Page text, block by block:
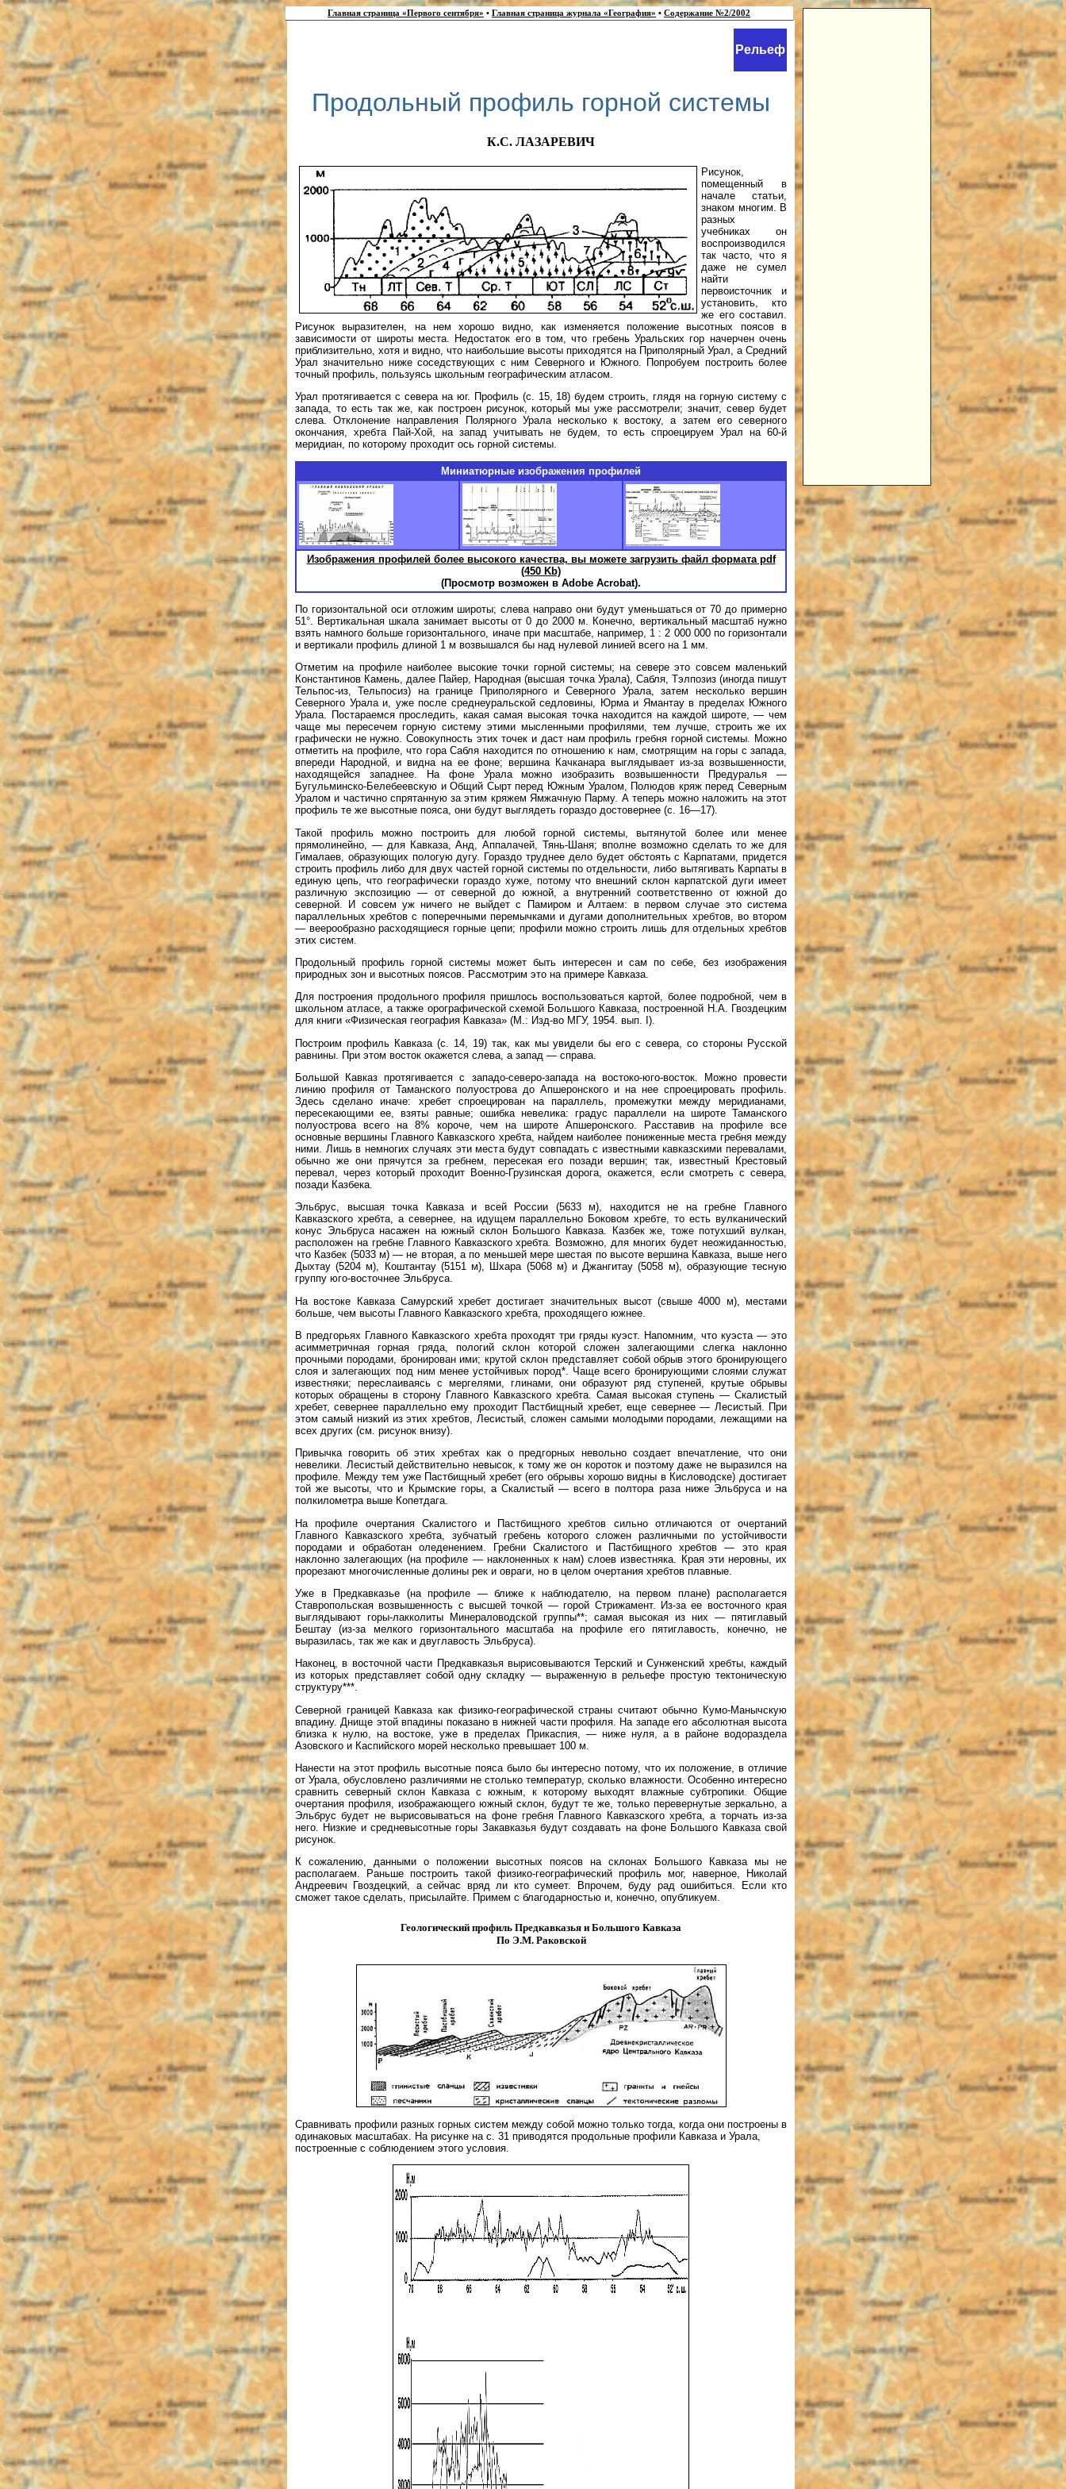
Главная страница «Первого сентября» • Главная страница журнала «География» • Содержание №2/2002
Рельеф
Продольный профиль горной системы
К.С. ЛАЗАРЕВИЧ
Рисунок,
помещенный в
начале статьи,
знаком многим. В
разных
учебниках он
воспроизводился
так часто, что я
даже не сумел
найти
первоисточник и
установить, кто
же его составил.
Рисунок выразителен, на нем хорошо видно, как изменяется положение высотных поясов в
зависимости от широты места. Недостаток его в том, что гребень Уральских гор начерчен очень
приблизительно, хотя и видно, что наибольшие высоты приходятся на Приполярный Урал, а Средний
Урал значительно ниже соседствующих с ним Северного и Южного. Попробуем построить более
точный профиль, пользуясь школьным географическим атласом.
Урал протягивается с севера на юг. Профиль (с. 15, 18) будем строить, глядя на горную систему с
запада, то есть так же, как построен рисунок, который мы уже рассмотрели; значит, север будет
слева. Отклонение направления Полярного Урала несколько к востоку, а затем его северного
окончания, хребта Пай-Хой, на запад учитывать не будем, то есть спроецируем Урал на 60-й
меридиан, по которому проходит ось горной системы.
Миниатюрные изображения профилей
Изображения профилей более высокого качества, вы можете загрузить файл формата pdf
(450 Kb)
(Просмотр возможен в Adobe Acrobat).
По горизонтальной оси отложим широты; слева направо они будут уменьшаться от 70 до примерно
51°. Вертикальная шкала занимает высоты от 0 до 2000 м. Конечно, вертикальный масштаб нужно
взять намного больше горизонтального, иначе при масштабе, например, 1 : 2 000 000 по горизонтали
и вертикали профиль длиной 1 м возвышался бы над нулевой линией всего на 1 мм.
Отметим на профиле наиболее высокие точки горной системы; на севере это совсем маленький
Константинов Камень, далее Пайер, Народная (высшая точка Урала), Сабля, Тэлпозиз (иногда пишут
Тельпос-из, Тельпосиз) на границе Приполярного и Северного Урала, затем несколько вершин
Северного Урала и, уже после среднеуральской седловины, Юрма и Ямантау в пределах Южного
Урала. Постараемся проследить, какая самая высокая точка находится на каждой широте, — чем
чаще мы пересечем горную систему этими мысленными профилями, тем лучше, строить же их
графически не нужно. Совокупность этих точек и даст нам профиль гребня горной системы. Можно
отметить на профиле, что гора Сабля находится по отношению к нам, смотрящим на горы с запада,
впереди Народной, и видна на ее фоне; вершина Качканара выглядывает из-за возвышенности,
находящейся западнее. На фоне Урала можно изобразить возвышенности Предуралья —
Бугульминско-Белебеевскую и Общий Сырт перед Южным Уралом, Полюдов кряж перед Северным
Уралом и частично спрятанную за этим кряжем Ямжачную Парму. А теперь можно наложить на этот
профиль те же высотные пояса, они будут выглядеть гораздо достовернее (с. 16—17).
Такой профиль можно построить для любой горной системы, вытянутой более или менее
прямолинейно, — для Кавказа, Анд, Аппалачей, Тянь-Шаня; вполне возможно сделать то же для
Гималаев, образующих пологую дугу. Гораздо труднее дело будет обстоять с Карпатами, придется
строить профиль либо для двух частей горной системы по отдельности, либо вытягивать Карпаты в
единую цепь, что географически гораздо хуже, потому что внешний склон карпатской дуги имеет
различную экспозицию — от северной до южной, а внутренний соответственно от южной до
северной. И совсем уж ничего не выйдет с Памиром и Алтаем: в первом случае это система
параллельных хребтов с поперечными перемычками и дугами дополнительных хребтов, во втором
— веерообразно расходящиеся горные цепи; профили можно строить лишь для отдельных хребтов
этих систем.
Продольный профиль горной системы может быть интересен и сам по себе, без изображения
природных зон и высотных поясов. Рассмотрим это на примере Кавказа.
Для построения продольного профиля пришлось воспользоваться картой, более подробной, чем в
школьном атласе, а также орографической схемой Большого Кавказа, построенной Н.А. Гвоздецким
для книги «Физическая география Кавказа» (М.: Изд-во МГУ, 1954. вып. I).
Построим профиль Кавказа (с. 14, 19) так, как мы увидели бы его с севера, со стороны Русской
равнины. При этом восток окажется слева, а запад — справа.
Большой Кавказ протягивается с западо-северо-запада на востоко-юго-восток. Можно провести
линию профиля от Таманского полуострова до Апшеронского и на нее спроецировать профиль.
Здесь сделано иначе: хребет спроецирован на параллель, промежутки между меридианами,
пересекающими ее, взяты равные; ошибка невелика: градус параллели на широте Таманского
полуострова всего на 8% короче, чем на широте Апшеронского. Расставив на профиле все
основные вершины Главного Кавказского хребта, найдем наиболее пониженные места гребня между
ними. Лишь в немногих случаях эти места будут совпадать с известными кавказскими перевалами,
обычно же они прячутся за гребнем, пересекая его позади вершин; так, известный Крестовый
перевал, через который проходит Военно-Грузинская дорога, окажется, если смотреть с севера,
позади Казбека.
Эльбрус, высшая точка Кавказа и всей России (5633 м), находится не на гребне Главного
Кавказского хребта, а севернее, на идущем параллельно Боковом хребте, то есть вулканический
конус Эльбруса насажен на южный склон Большого Кавказа. Казбек же, тоже потухший вулкан,
расположен на гребне Главного Кавказского хребта. Возможно, для многих будет неожиданностью,
что Казбек (5033 м) — не вторая, а по меньшей мере шестая по высоте вершина Кавказа, выше него
Дыхтау (5204 м), Коштантау (5151 м), Шхара (5068 м) и Джангитау (5058 м), образующие тесную
группу юго-восточнее Эльбруса.
На востоке Кавказа Самурский хребет достигает значительных высот (свыше 4000 м), местами
больше, чем высоты Главного Кавказского хребта, проходящего южнее.
В предгорьях Главного Кавказского хребта проходят три гряды куэст. Напомним, что куэста — это
асимметричная горная гряда, пологий склон которой сложен залегающими слегка наклонно
прочными породами, бронирован ими; крутой склон представляет собой обрыв этого бронирующего
слоя и залегающих под ним менее устойчивых пород*. Чаще всего бронирующими слоями служат
известняки; переслаиваясь с мергелями, глинами, они образуют ряд ступеней, крутые обрывы
которых обращены в сторону Главного Кавказского хребта. Самая высокая ступень — Скалистый
хребет, севернее параллельно ему проходит Пастбищный хребет, еще севернее — Лесистый. При
этом самый низкий из этих хребтов, Лесистый, сложен самыми молодыми породами, лежащими на
всех других (см. рисунок внизу).
Привычка говорить об этих хребтах как о предгорных невольно создает впечатление, что они
невелики. Лесистый действительно невысок, к тому же он короток и поэтому даже не выразился на
профиле. Между тем уже Пастбищный хребет (его обрывы хорошо видны в Кисловодске) достигает
той же высоты, что и Крымские горы, а Скалистый — всего в полтора раза ниже Эльбруса и на
полкилометра выше Копетдага.
На профиле очертания Скалистого и Пастбищного хребтов сильно отличаются от очертаний
Главного Кавказского хребта, зубчатый гребень которого сложен различными по устойчивости
породами и обработан оледенением. Гребни Скалистого и Пастбищного хребтов — это края
наклонно залегающих (на профиле — наклоненных к нам) слоев известняка. Края эти неровны, их
прорезают многочисленные долины рек и овраги, но в целом очертания хребтов плавные.
Уже в Предкавказье (на профиле — ближе к наблюдателю, на первом плане) располагается
Ставропольская возвышенность с высшей точкой — горой Стрижамент. Из-за ее восточного края
выглядывают горы-лакколиты Минераловодской группы**; самая высокая из них — пятиглавый
Бештау (из-за мелкого горизонтального масштаба на профиле его пятиглавость, конечно, не
выразилась, так же как и двуглавость Эльбруса).
Наконец, в восточной части Предкавказья вырисовываются Терский и Сунженский хребты, каждый
из которых представляет собой одну складку — выраженную в рельефе простую тектоническую
структуру***.
Северной границей Кавказа как физико-географической страны считают обычно Кумо-Манычскую
впадину. Днище этой впадины показано в нижней части профиля. На западе его абсолютная высота
близка к нулю, на востоке, уже в пределах Прикаспия, — ниже нуля, а в районе водораздела
Азовского и Каспийского морей несколько превышает 100 м.
Нанести на этот профиль высотные пояса было бы интересно потому, что их положение, в отличие
от Урала, обусловлено различиями не столько температур, сколько влажности. Особенно интересно
сравнить северный склон Кавказа с южным, к которому выходят влажные субтропики. Общие
очертания профиля, изображающего южный склон, будут те же, только перевернутые зеркально, а
Эльбрус будет не вырисовываться на фоне гребня Главного Кавказского хребта, а торчать из-за
него. Низкие и средневысотные горы Закавказья будут создавать на фоне Большого Кавказа свой
рисунок.
К сожалению, данными о положении высотных поясов на склонах Большого Кавказа мы не
располагаем. Раньше построить такой физико-географический профиль мог, наверное, Николай
Андреевич Гвоздецкий, а сейчас вряд ли кто сумеет. Впрочем, буду рад ошибиться. Если кто
сможет такое сделать, присылайте. Примем с благодарностью и, конечно, опубликуем.
Геологический профиль Предкавказья и Большого Кавказа
По Э.М. Раковской
Сравнивать профили разных горных систем между собой можно только тогда, когда они построены в
одинаковых масштабах. На рисунке на с. 31 приводятся продольные профили Кавказа и Урала,
построенные с соблюдением этого условия.